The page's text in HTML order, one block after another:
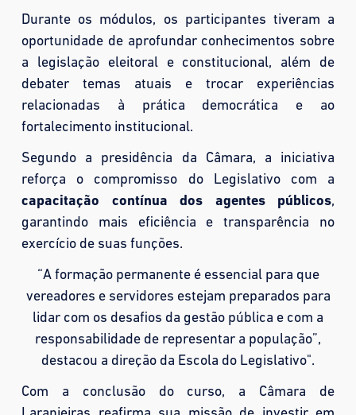
Durante os módulos, os participantes tiveram a
oportunidade de aprofundar conhecimentos sobre
a legislação eleitoral e constitucional, além de
debater temas atuais e trocar experiências
relacionadas à prática democrática e ao
fortalecimento institucional.
Segundo a presidência da Câmara, a iniciativa
reforça o compromisso do Legislativo com a
capacitação contínua dos agentes públicos,
garantindo mais eficiência e transparência no
exercício de suas funções.
“A formação permanente é essencial para que
vereadores e servidores estejam preparados para
lidar com os desafios da gestão pública e com a
responsabilidade de representar a população”,
destacou a direção da Escola do Legislativo".
Com a conclusão do curso, a Câmara de